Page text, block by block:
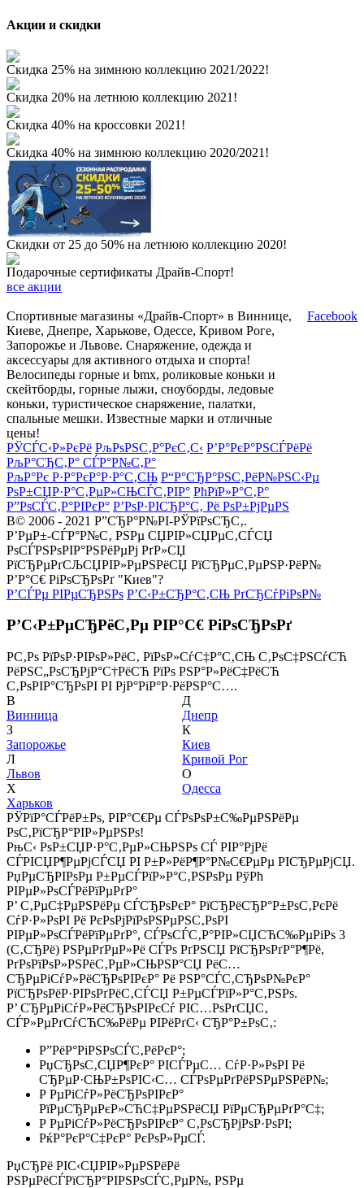
Акции и скидки
Скидка 25% на зимнюю коллекцию 2021/2022!
Скидка 20% на летнюю коллекцию 2021!
Скидка 40% на кроссовки 2021!
Скидка 40% на зимнюю коллекцию 2020/2021!
Скидки от 25 до 50% на летнюю коллекцию 2020!
Подарочные сертификаты Драйв-Спорт!
все акции
Спортивные магазины «Драйв-Спорт» в Виннице,
Киеве, Днепре, Харькове, Одессе, Кривом Роге,
Запорожье и Львове. Снаряжение, одежда и
аксессуары для активного отдыха и спорта!
Велосипеды горные и bmx, роликовые коньки и
скейтборды, горные лыжи, сноуборды, ледовые
коньки, туристическое снаряжение, палатки,
спальные мешки. Известные марки и отличные
цены!
Facebook
РЎСЃС‹Р»РєРё РљРѕРЅС‚Р°РєС‚С‹ Р’Р°РєР°РЅСЃРёРё
РљР°СЂС‚Р° СЃР°Р№С‚Р°
РљР°Рє Р·Р°РєР°Р·Р°С‚СЊ Р“Р°СЂР°РЅС‚РёР№РЅС‹Рµ
РѕР±СЏР·Р°С‚РµР»СЊСЃС‚РІР° РћРїР»Р°С‚Р°
Р”РѕСЃС‚Р°РІРєР° Р’РѕР·РІСЂР°С‚ Рё РѕР±РјРµРЅ
В© 2006 - 2021 Р”СЂР°Р№РІ-РЎРїРѕСЂС‚.
Р’РµР±-СЃР°Р№С‚ РЅРµ СЏРІР»СЏРµС‚СЃСЏ
РѕСЃРЅРѕРІР°РЅРёРµРј РґР»СЏ
РїСЂРµРґСЉСЏРІР»РµРЅРёСЏ РїСЂРµС‚РµРЅР·РёР№
Р’Р°С€ РіРѕСЂРѕРґ "Киев"?
Р’СЃРµ РІРµСЂРЅРѕ Р’С‹Р±СЂР°С‚СЊ РґСЂСѓРіРѕР№
Р’С‹Р±РµСЂРёС‚Рµ РІР°С€ РіРѕСЂРѕРґ
Р­С‚Рѕ РїРѕР·РІРѕР»РёС‚ РїРѕР»СѓС‡Р°С‚СЊ С‚РѕС‡РЅСѓСЋ
РёРЅС„РѕСЂРјР°С†РёСЋ РїРѕ РЅР°Р»РёС‡РёСЋ
С‚РѕРІР°СЂРѕРІ РІ РјР°РіР°Р·РёРЅР°С….
В
Винница
З
Запорожье
Л
Львов
Х
Харьков
Д
Днепр
К
Киев
Кривой Рог
О
Одесса
РЎРїР°СЃРёР±Рѕ, РІР°С€Рµ СЃРѕРѕР±С‰РµРЅРёРµ
РѕС‚РїСЂР°РІР»РµРЅРѕ!
РњС‹ РѕР±СЏР·Р°С‚РµР»СЊРЅРѕ СЃ РІР°РјРё
СЃРІСЏР¶РµРјСЃСЏ РІ Р±Р»РёР¶Р°Р№С€РµРµ РІСЂРµРјСЏ.
РџРµСЂРІРѕРµ Р±РµСЃРїР»Р°С‚РЅРѕРµ РўРћ
РІРµР»РѕСЃРёРїРµРґР°
Р’ С‚РµС‡РµРЅРёРµ СЃСЂРѕРєР° РїСЂРёСЂР°Р±РѕС‚РєРё
СѓР·Р»РѕРІ Рё РєРѕРјРїРѕРЅРµРЅС‚РѕРІ
РІРµР»РѕСЃРёРїРµРґР°, СЃРѕСЃС‚Р°РІР»СЏСЋС‰РµРіРѕ 3
(С‚СЂРё) РЅРµРґРµР»Рё СЃРѕ РґРЅСЏ РїСЂРѕРґР°Р¶Рё,
РґРѕРїРѕР»РЅРёС‚РµР»СЊРЅР°СЏ РёС…
СЂРµРіСѓР»РёСЂРѕРІРєР° Рё РЅР°СЃС‚СЂРѕР№РєР°
РїСЂРѕРёР·РІРѕРґРёС‚СЃСЏ Р±РµСЃРїР»Р°С‚РЅРѕ.
Р’ СЂРµРіСѓР»РёСЂРѕРІРєСѓ РІС…РѕРґСЏС‚
СЃР»РµРґСѓСЋС‰РёРµ РІРёРґС‹ СЂР°Р±РѕС‚:
Р”РёР°РіРЅРѕСЃС‚РёРєР°;
РџСЂРѕС‚СЏР¶РєР° РІСЃРµС… СѓР·Р»РѕРІ Рё
СЂРµР·СЊР±РѕРІС‹С… СЃРѕРµРґРёРЅРµРЅРёР№;
Р РµРіСѓР»РёСЂРѕРІРєР°
РїРµСЂРµРєР»СЋС‡РµРЅРёСЏ РїРµСЂРµРґР°С‡;
Р РµРіСѓР»РёСЂРѕРІРєР° С‚РѕСЂРјРѕР·РѕРІ;
РќР°РєР°С‡РєР° РєРѕР»РµСЃ.
РџСЂРё РІС‹СЏРІР»РµРЅРёРё
РЅРµРёСЃРїСЂР°РІРЅРѕСЃС‚РµР№, РЅРµ